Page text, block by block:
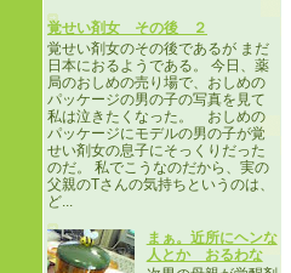
覚せい剤女 その後 ２
覚せい剤女のその後であるが まだ
日本におるようである。 今日、薬
局のおしめの売り場で、おしめの
パッケージの男の子の写真を見て
私は泣きたくなった。 おしめの
パッケージにモデルの男の子が覚
せい剤女の息子にそっくりだった
のだ。 私でこうなのだから、実の
父親のTさんの気持ちというのは、
ど...
まぁ。近所にヘンな
人とか おるわな